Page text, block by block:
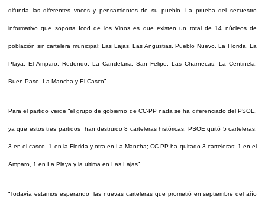
difunda las diferentes voces y pensamientos de su pueblo. La prueba del secuestro
informativo que soporta Icod de los Vinos es que existen un total de 14 núcleos de
población sin cartelera municipal: Las Lajas, Las Angustias, Pueblo Nuevo, La Florida, La
Playa, El Amparo, Redondo, La Candelaria, San Felipe, Las Charnecas, La Centinela,
Buen Paso, La Mancha y El Casco”.
Para el partido verde “el grupo de gobierno de CC-PP nada se ha diferenciado del PSOE,
ya que estos tres partidos han destruido 8 carteleras históricas: PSOE quitó 5 carteleras:
3 en el casco, 1 en la Florida y otra en La Mancha; CC-PP ha quitado 3 carteleras: 1 en el
Amparo, 1 en La Playa y la ultima en Las Lajas”.
“Todavía estamos esperando las nuevas carteleras que prometió en septiembre del año